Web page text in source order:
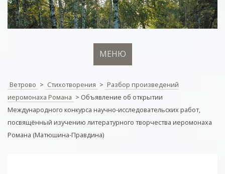
МЕНЮ
Ветрово > Стихотворения > Разбор произведений
иеромонаха Романа > Объявление об открытии
Международного конкурса научно-исследовательских работ,
посвящённый изучению литературного творчества иеромонаха
Романа (Матюшина-Правдина)